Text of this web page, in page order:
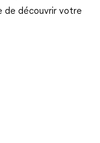
découvrir votre